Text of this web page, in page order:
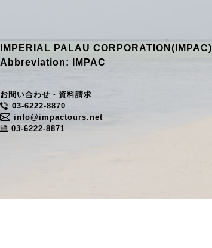
IMPERIAL PALAU CORPORATION(IMPAC)
Abbreviation: IMPAC
お問い合わせ・資料請求
03-6222-8870
info@impactours.net
03-6222-8871